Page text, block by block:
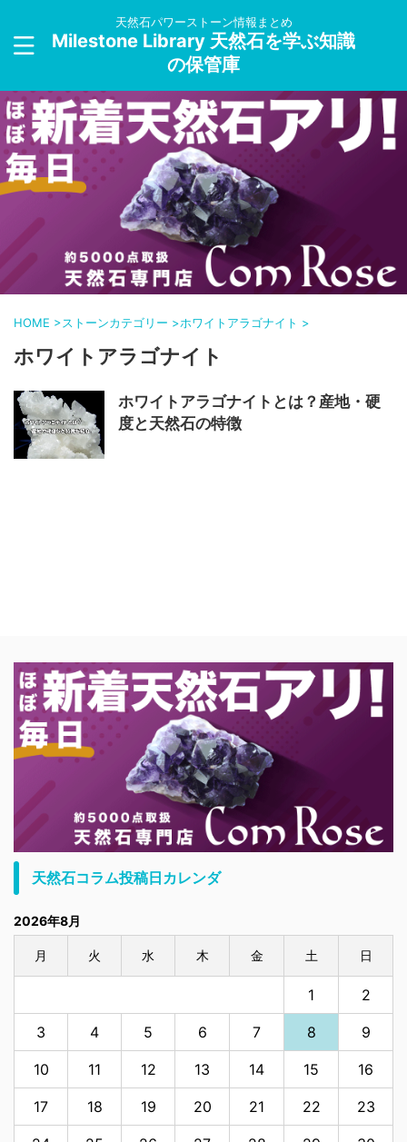
天然石パワーストーン情報まとめ
Milestone Library 天然石を学ぶ知識
の保管庫
HOME >ストーンカテゴリー >ホワイトアラゴナイト >
ホワイトアラゴナイト
ホワイトアラゴナイトとは？産地・硬
度と天然石の特徴
天然石コラム投稿日カレンダ
2026年8月
月 火 水 木 金 土 日
1 2
3 4 5 6 7 8 9
10 11 12 13 14 15 16
17 18 19 20 21 22 23